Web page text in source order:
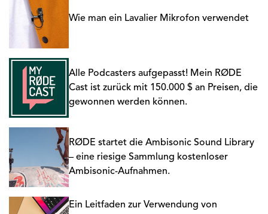
Wie man ein Lavalier Mikrofon verwendet
Alle Podcasters aufgepasst! Mein RØDE
Cast ist zurück mit 150.000 $ an Preisen, die
gewonnen werden können.
RØDE startet die Ambisonic Sound Library
– eine riesige Sammlung kostenloser
Ambisonic-Aufnahmen.
Ein Leitfaden zur Verwendung von